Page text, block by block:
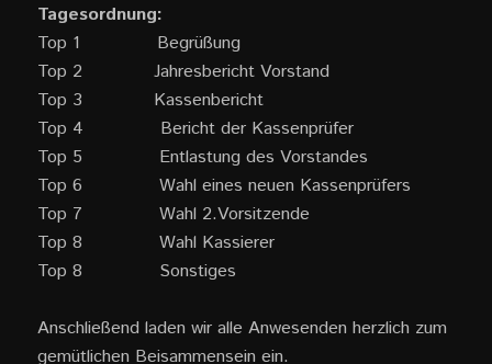
Tagesordnung:
Top 1 Begrüßung
Top 2 Jahresbericht Vorstand
Top 3 Kassenbericht
Top 4 Bericht der Kassenprüfer
Top 5 Entlastung des Vorstandes
Top 6 Wahl eines neuen Kassenprüfers
Top 7 Wahl 2.Vorsitzende
Top 8 Wahl Kassierer
Top 8 Sonstiges
Anschließend laden wir alle Anwesenden herzlich zum
gemütlichen Beisammensein ein.